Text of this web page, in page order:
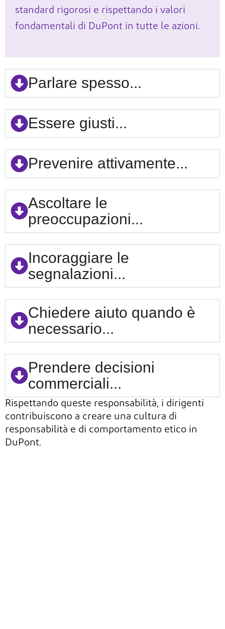
standard rigorosi e rispettando i valori
fondamentali di DuPont in tutte le azioni.
Parlare spesso...
Essere giusti...
Prevenire attivamente...
Ascoltare le
preoccupazioni...
Incoraggiare le
segnalazioni...
Chiedere aiuto quando è
necessario...
Prendere decisioni
commerciali...
Rispettando queste responsabilità, i dirigenti
contribuiscono a creare una cultura di
responsabilità e di comportamento etico in
DuPont.